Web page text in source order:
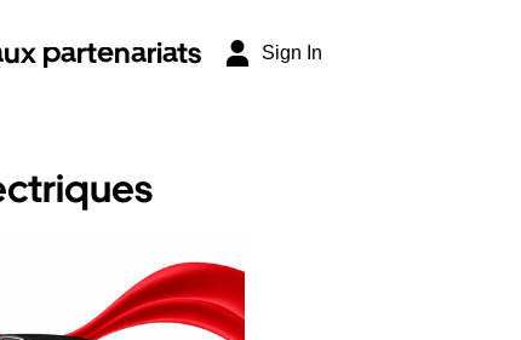
partenariats Sign In